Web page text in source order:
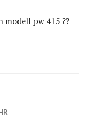
modell pw 415 ??